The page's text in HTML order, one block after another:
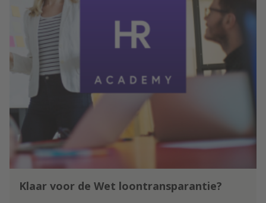
Klaar voor de Wet loontransparantie?